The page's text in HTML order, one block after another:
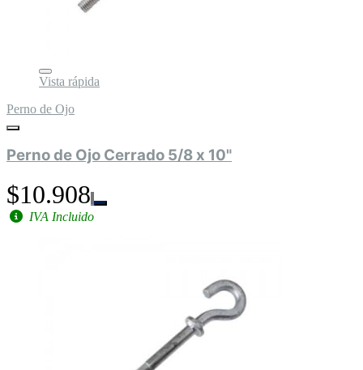
Vista rápida
Perno de Ojo
Perno de Ojo Cerrado 5/8 x 10"
$10.908
IVA Incluido